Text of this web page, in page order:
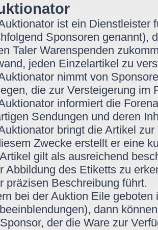
ist ein Dienstleister
Sponsoren genannt),
Taler Warenspenden
jeden Einzelartikel zu
nimmt von
die zur Versteigerung im
informiert die
Sendungen und deren
bringt die Artikel
Zwecke erstellt er eine
gilt als ausreichend
Abbildung des Etiketts zu
präzisen Beschreibung führt.
bei der Auktion Eile
dann
der die Ware zur